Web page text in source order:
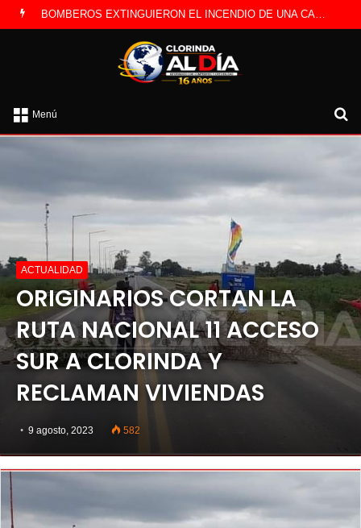
LA POLICÍA INVESTIGA ROBO A CAMBISTA OCURRIDO ESTE JUEVES
Menú
ACTUALIDAD
ORIGINARIOS CORTAN LA
RUTA NACIONAL 11 ACCESO
SUR A CLORINDA Y
RECLAMAN VIVIENDAS
9 agosto, 2023 582